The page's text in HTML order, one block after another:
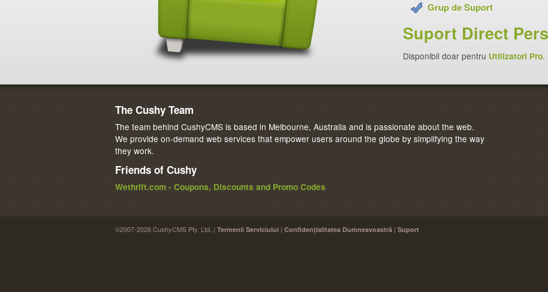
Grup de Suport
Suport Direct
Disponibil doar pentru Utilizatori Pro.
The Cushy Team
The team behind CushyCMS is based in Melbourne, Australia and is passionate about the web.
We provide on-demand web services that empower users around the globe by simplifying the way
they work.
Friends of Cushy
Wethrift.com - Coupons, Discounts and Promo Codes
©2007-2026 CushyCMS Pty. Ltd. | Termenii Serviciului | Confidențialitatea Dumneavoastră | Suport